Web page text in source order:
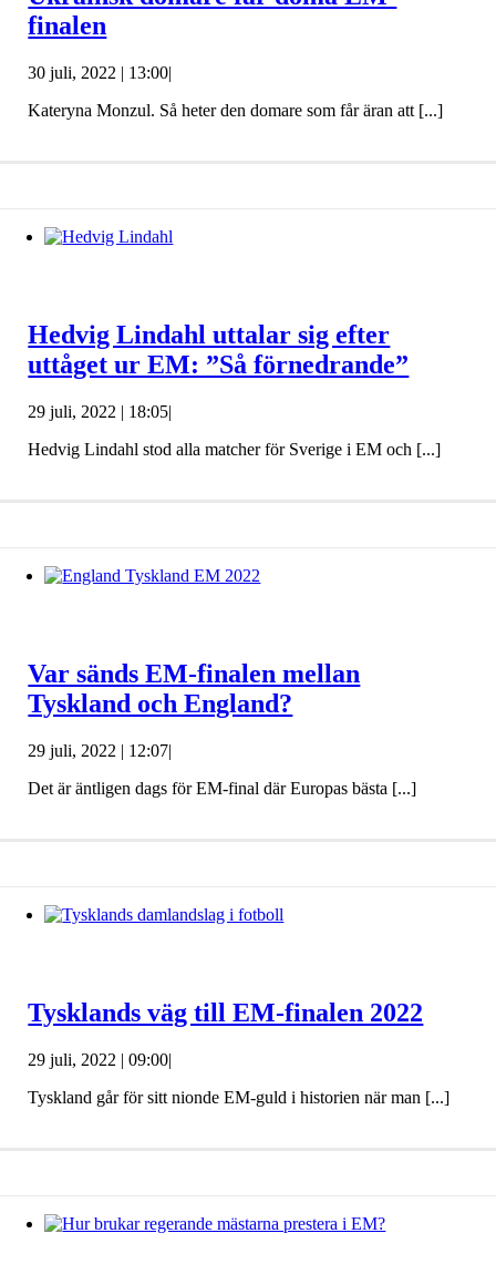
finalen
30 juli, 2022 | 13:00|
Kateryna Monzul. Så heter den domare som får äran att [...]
Hedvig Lindahl uttalar sig efter
uttåget ur EM: ”Så förnedrande”
29 juli, 2022 | 18:05|
Hedvig Lindahl stod alla matcher för Sverige i EM och [...]
Var sänds EM-finalen mellan
Tyskland och England?
29 juli, 2022 | 12:07|
Det är äntligen dags för EM-final där Europas bästa [...]
Tysklands väg till EM-finalen 2022
29 juli, 2022 | 09:00|
Tyskland går för sitt nionde EM-guld i historien när man [...]